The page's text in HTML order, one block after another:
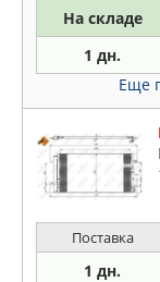
На складе
1 дн.
Еще
Поставка
1 дн.